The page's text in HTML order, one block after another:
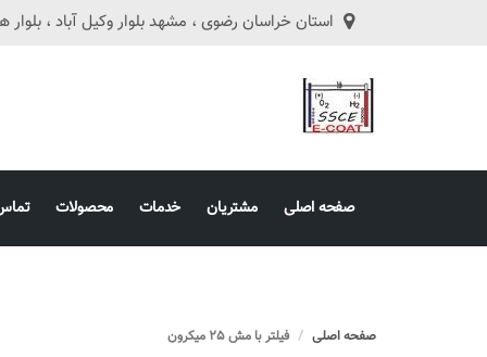
استان خراسان رضوی ، مشهد بلوار وکیل آباد ، بلوار هفت تیر
صفحه اصلی مشتریان خدمات محصولات
صفحه اصلی فیلتر با مش 25 میکرون